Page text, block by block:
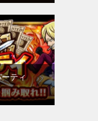
ティ